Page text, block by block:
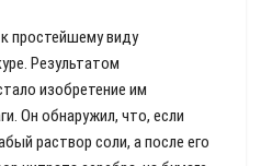
простейшему виду
Результатом
изобретение им
Он обнаружил, что, если
раствор соли, а после его